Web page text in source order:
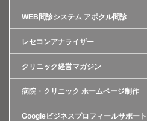
WEB問診システム アポクル問診
レセコンアナライザー
クリニック経営マガジン
病院・クリニック ホームページ制作
Googleビジネスプロフィールサポート